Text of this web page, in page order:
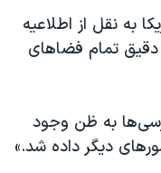
به نقل از اطلاعیه
تمام فضاهای
به ظن وجود
دیگر داده شد.»